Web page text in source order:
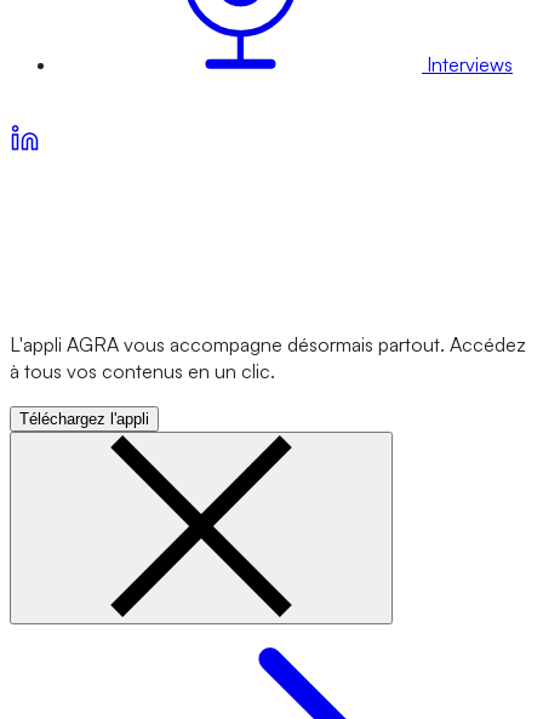
Interviews
L'appli AGRA vous accompagne désormais partout. Accédez
à tous vos contenus en un clic.
Téléchargez l'appli